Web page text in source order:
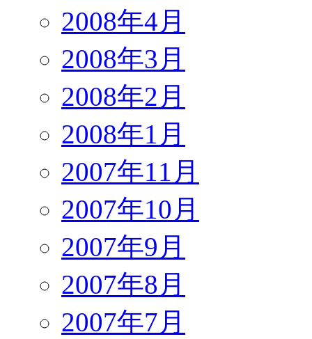
2008年4月
2008年3月
2008年2月
2008年1月
2007年11月
2007年10月
2007年9月
2007年8月
2007年7月